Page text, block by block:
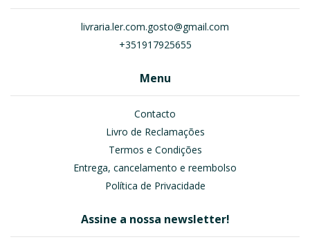
livraria.ler.com.gosto@gmail.com
+351917925655
Menu
Contacto
Livro de Reclamações
Termos e Condições
Entrega, cancelamento e reembolso
Política de Privacidade
Assine a nossa newsletter!